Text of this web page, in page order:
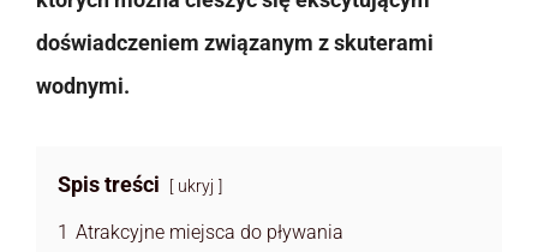
doświadczeniem związanym z skuterami
wodnymi.
Spis treści ukryj
1 Atrakcyjne miejsca do pływania